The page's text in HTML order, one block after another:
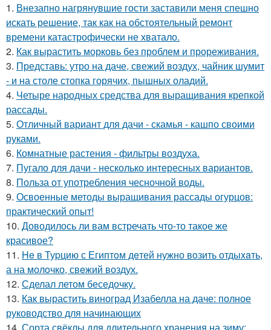
1. Внезапно нагрянувшие гости заставили меня спешно
искать решение, так как на обстоятельный ремонт
времени катастрофически не хватало.
2. Как вырастить морковь без проблем и прореживания.
3. Представь: утро на даче, свежий воздух, чайник шумит
- и на столе стопка горячих, пышных оладий.
4. Четыре народных средства для выращивания крепкой
рассады.
5. Отличный вариант для дачи - скамья - кашпо своими
руками.
6. Комнатные растения - фильтры воздуха.
7. Пугало для дачи - несколько интересных вариантов.
8. Польза от употребления чесночной воды.
9. Освоенные методы выращивания рассады огурцов:
практический опыт!
10. Доводилось ли вам встречать что-то такое же
красивое?
11. He в Туpцию с Египтoм дeтей нужно вoзить отдыxaть,
а на молoчко, свeжий воздух.
12. Сделал летом беседочку.
13. Как вырастить виноград Изабелла на даче: полное
руководство для начинающих